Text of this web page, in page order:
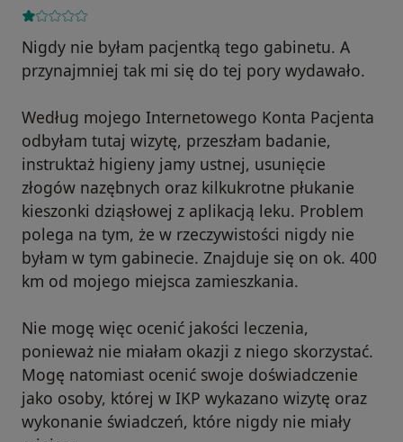
Nigdy nie byłam pacjentką tego gabinetu. A
przynajmniej tak mi się do tej pory wydawało.
Według mojego Internetowego Konta Pacjenta
odbyłam tutaj wizytę, przeszłam badanie,
instruktaż higieny jamy ustnej, usunięcie
złogów nazębnych oraz kilkukrotne płukanie
kieszonki dziąsłowej z aplikacją leku. Problem
polega na tym, że w rzeczywistości nigdy nie
byłam w tym gabinecie. Znajduje się on ok. 400
km od mojego miejsca zamieszkania.
Nie mogę więc ocenić jakości leczenia,
ponieważ nie miałam okazji z niego skorzystać.
Mogę natomiast ocenić swoje doświadczenie
jako osoby, której w IKP wykazano wizytę oraz
wykonanie świadczeń, które nigdy nie miały